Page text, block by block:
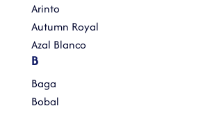
Arinto
Autumn Royal
Azal Blanco
B
Baga
Bobal